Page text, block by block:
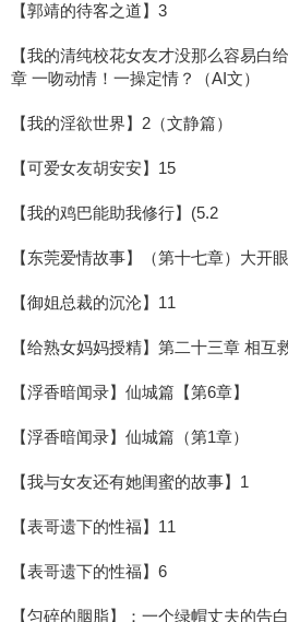
【郭靖的待客之道】3
【我的清纯校花女友才没那么容易白
章 一吻动情！一操定情？（AI文）
【我的淫欲世界】2（文静篇）
【可爱女友胡安安】15
【我的鸡巴能助我修行】(5.2
【东莞爱情故事】（第十七章）大开
【御姐总裁的沉沦】11
【给熟女妈妈授精】第二十三章 相互
【浮香暗闻录】仙城篇【第6章】
【浮香暗闻录】仙城篇（第1章）
【我与女友还有她闺蜜的故事】1
【表哥遗下的性福】11
【表哥遗下的性福】6
【匀碎的胭脂】：一个绿帽丈夫的